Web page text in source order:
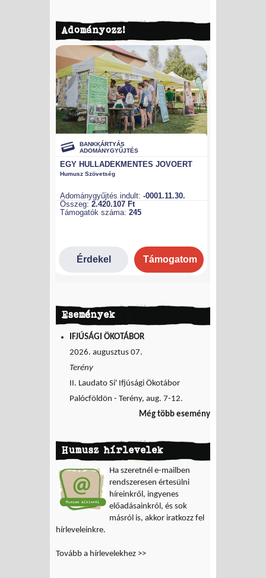
Adományozz!
Események
IFJÚSÁGI ÖKOTÁBOR
2026. augusztus 07.
Terény
II. Laudato Si' Ifjúsági Ökotábor
Palócföldön - Terény, aug. 7-12.
Még több esemény
Humusz hírlevelek
Ha szeretnél e-mailben
rendszeresen értesülni
híreinkről, ingyenes
előadásainkról, és sok
másról is, akkor iratkozz fel
hírleveleinkre.
Tovább a hírlevelekhez >>